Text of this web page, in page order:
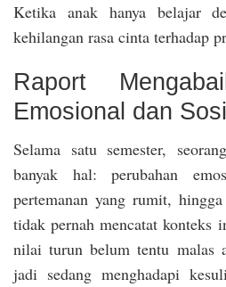
Ketika anak hanya belajar
kehilangan rasa cinta terhadap
Raport
Emosional dan
Selama satu semester,
banyak hal: perubahan
pertemanan yang rumit,
tidak pernah mencatat konteks
nilai turun belum tentu malas
jadi sedang menghadapi